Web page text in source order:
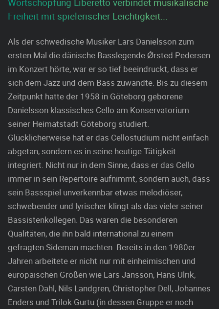
Freiheit mit spielerischer Leichtigkeit...
Als der schwedische Musiker Lars Danielsson zum
ersten Mal die dänische Basslegende Ǿrsted Pedersen
im Konzert hörte, war er so tief beeindruckt, dass er
sich dem Jazz und dem Bass zuwandte. Bis zu diesem
Zeitpunkt hatte der 1958 in Göteborg geborene
Danielsson klassisches Cello am Konservatorium
seiner Heimatstadt Göteborg studiert.
Glücklicherweise hat er das Cellostudium nicht einfach
abgetan, sondern es in seine heutige Tätigkeit
integriert. Nicht nur in dem Sinne, dass er das Cello
immer in sein Repertoire aufnimmt, sondern auch, dass
sein Bassspiel unverkennbar etwas melodiöser,
schwebender und lyrischer klingt als das vieler seiner
Bassistenkollegen. Das waren die besonderen
Qualitäten, die ihn bald international zu einem
gefragten Sideman machten. Bereits in den 1980er
Jahren arbeitete er nicht nur mit einheimischen und
europäischen Größen wie Lars Jansson, Hans Ulrik,
Carsten Dahl, Nils Landgren, Christopher Dell, Johannes
Enders und Trilok Gurtu (in dessen Gruppe er noch